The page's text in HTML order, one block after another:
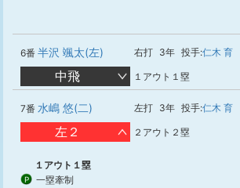
6番 半沢 颯太(左) 右打 3年 投手:仁木 育
中飛 １アウト１塁
7番 水嶋 悠(二) 左打 3年 投手:仁木 育
左２ ２アウト２塁
１アウト１塁
P 一塁牽制